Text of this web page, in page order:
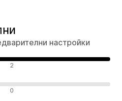
настройки
2
0